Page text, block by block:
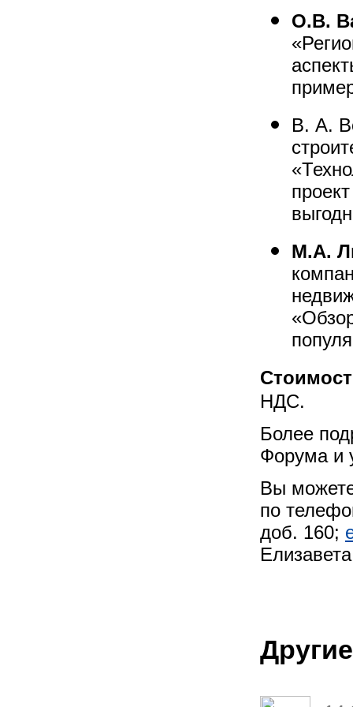
О.В.
В. А.
М.А.
НДС.
Более
Форума и
Вы
по
доб. 160;
Елизавета